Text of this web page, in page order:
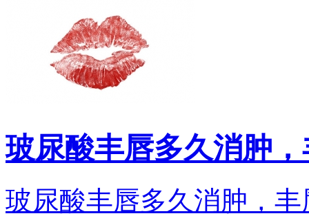
玻尿酸丰唇多久消肿
玻尿酸丰唇多久消肿，